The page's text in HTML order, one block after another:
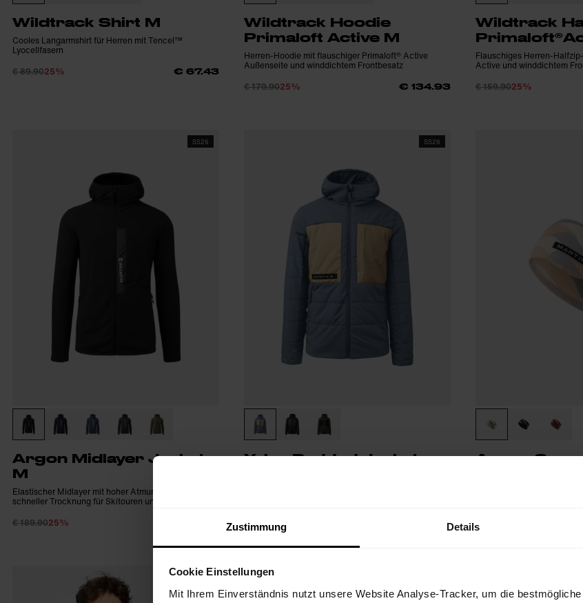
Zustimmung Details
Cookie Einstellungen
Mit Ihrem Einverständnis nutzt unsere Website Analyse-Tracker, um die
Wildtrack Shirt M
Cooles Langarmshirt für Herren mit Tencel™
Lyocellfasern
€ 89.9025% € 67.43
Wildtrack Hoodie
Primaloft Active M
Herren-Hoodie mit flauschiger Primaloft® Active
Außenseite und winddichtem Frontbesatz
€ 179.9025% € 134.93
Wildtrack
Flauschiges Herren-
Active und winddichtem
€ 159.9025%
SS26
Argon Midlayer Jacket
M
Elastischer Midlayer mit hoher Atmungsaktivität und
schneller Trocknung für Skitouren und Langlaufen
€ 189.9025%
SS26
Yalca Padded Jacket
€ 359.9025% € 269.93
Argon
€ 22.90
FW25